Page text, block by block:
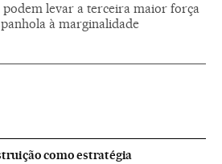
levar a terceira maior força
à marginalidade
como estratégia